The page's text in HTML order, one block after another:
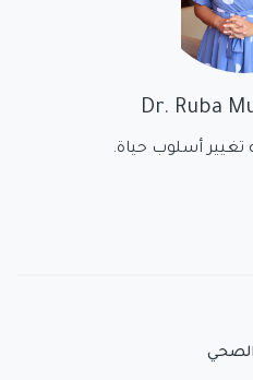
Dr. Ruba
تغيير أسلوب حياة.
الصحي